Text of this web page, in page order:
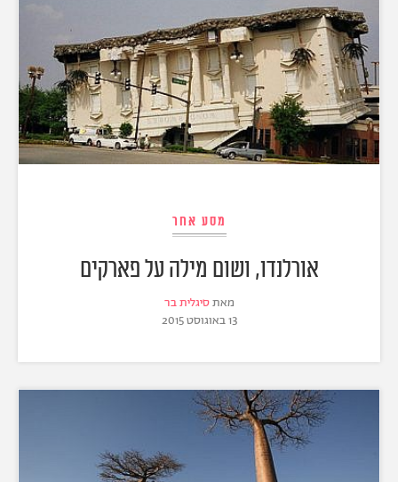
מסע אחר
אורלנדו, ושום מילה על פארקים
מאתסיגלית בר
13 באוגוסט 2015